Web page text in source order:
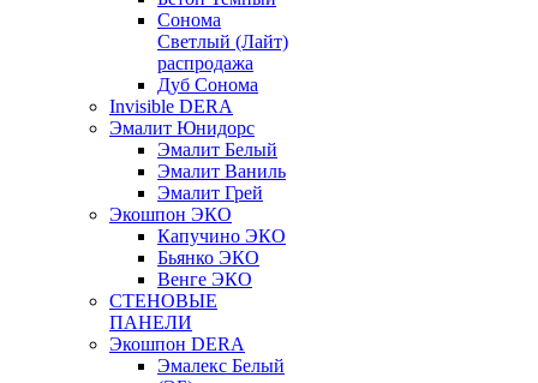
Сонома
Светлый (Лайт)
распродажа
Дуб Сонома
Invisible DERA
Эмалит Юнидорс
Эмалит Белый
Эмалит Ваниль
Эмалит Грей
Экошпон ЭКО
Капучино ЭКО
Бьянко ЭКО
Венге ЭКО
СТЕНОВЫЕ
ПАНЕЛИ
Экошпон DERA
Эмалекс Белый